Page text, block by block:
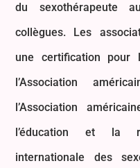
du sexothérapeute
collègues. Les
une certification pour
l’Association
l’Association
l’éducation et la
internationale des